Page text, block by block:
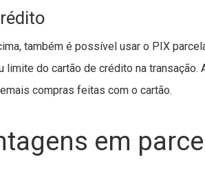
também é possível usar o PIX
limite do cartão de crédito na transação.
compras feitas com o cartão.
em